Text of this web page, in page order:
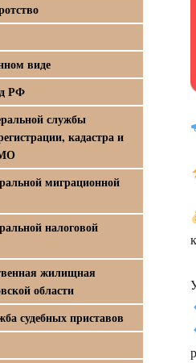
виде
РФ
службы
кадастра и
миграционной
налоговой
жилищная
области
судебных приставов